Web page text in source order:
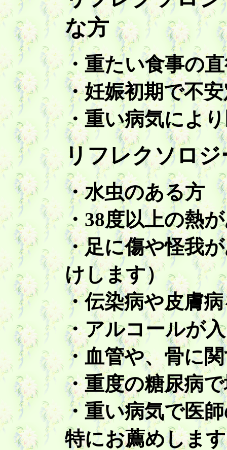
な方
・重たい食事の
・妊娠初期で不
・重い病気によ
リフレクソロ
・水虫のある方
・38度以上の熱
・足に傷や怪我
けします）
・伝染病や皮膚
・アルコールが
・血管や、骨に
・重度の糖尿病
・重い病気で医
特にお薦めしま